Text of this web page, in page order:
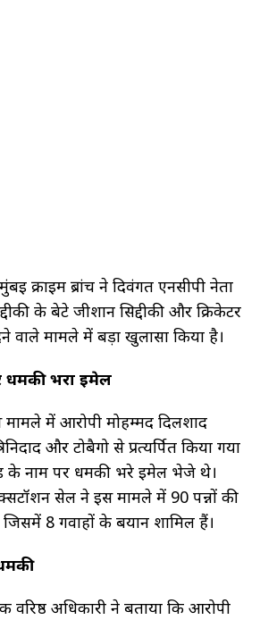
मुंबई क्राइम ब्रांच ने दिवंगत एनसीपी नेता
के बेटे जीशान सिद्दीकी और क्रिकेटर
वाले मामले में बड़ा खुलासा किया है।
धमकी भरा ईमेल
में आरोपी मोहम्मद दिलशाद
और टोबैगो से प्रत्यर्पित किया गया
के नाम पर धमकी भरे ईमेल भेजे थे।
सेल ने इस मामले में 90 पन्नों की
जिसमें 8 गवाहों के बयान शामिल हैं।
वरिष्ठ अधिकारी ने बताया कि आरोपी